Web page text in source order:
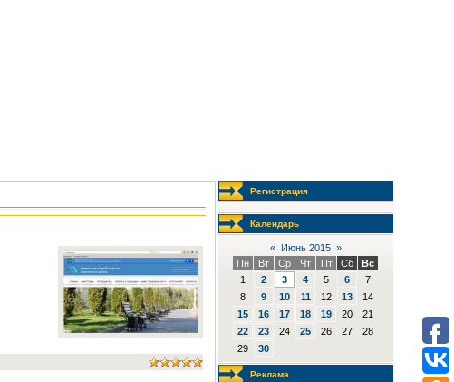
Регистрация
Календарь
« Июнь 2015 »
Пн
Вт Ср Чт Пт Сб
Вс
1
2 3 4 5 6
7
8
9 10 11 12 13
14
15
16 17 18 19 20
21
22
23 24 25 26 27
28
29
30
Реклама